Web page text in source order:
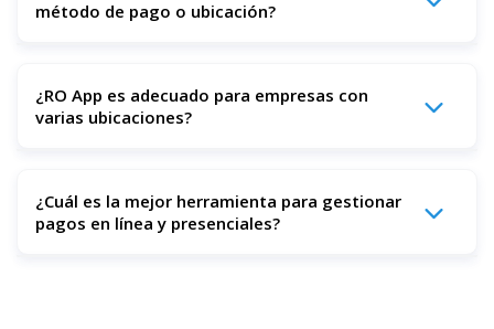
RO App las registrará automáticamente como gastos.
método de pago o ubicación?
pagos sin contacto, e incluso organizarlas por ubicación
del negocio o categoría de gasto para obtener informes
¿RO App es adecuado para empresas con
varias ubicaciones?
empresa o específicas por ubicación, controlar el acceso
de los empleados y generar informes para cada sucursal o
¿Cuál es la mejor herramienta para gestionar
pagos en línea y presenciales?